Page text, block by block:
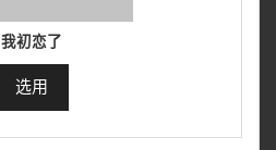
我初恋了
选用